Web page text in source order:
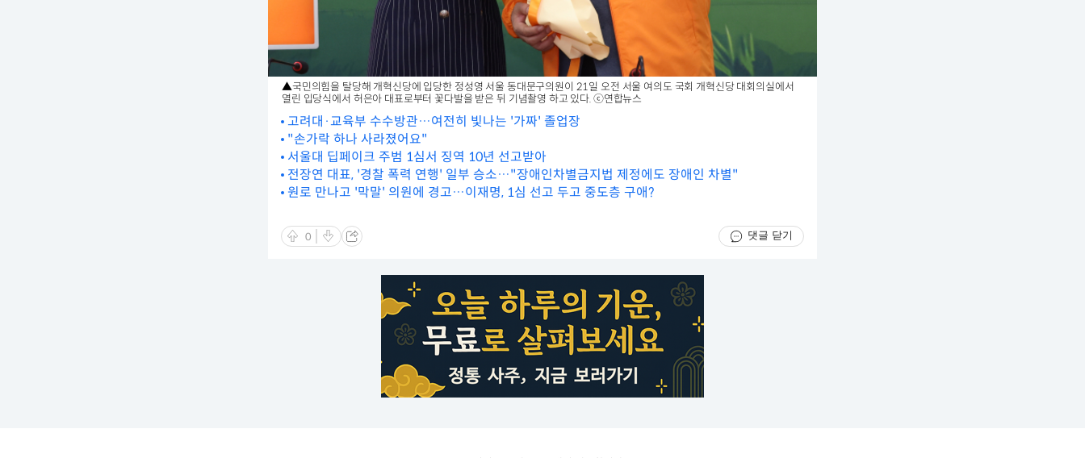
▲국민의힘을 탈당해 개혁신당에 입당한 정성영 서울 동대문구의원이 21일 오전 서울 여의도 국회 개혁신당 대회의실에서
열린 입당식에서 허은아 대표로부터 꽃다발을 받은 뒤 기념촬영 하고 있다. ⓒ연합뉴스
고려대·교육부 수수방관…여전히 빛나는 '가짜' 졸업장
"손가락 하나 사라졌어요"
서울대 딥페이크 주범 1심서 징역 10년 선고받아
전장연 대표, '경찰 폭력 연행' 일부 승소…"장애인차별금지법 제정에도 장애인 차별"
원로 만나고 '막말' 의원에 경고…이재명, 1심 선고 두고 중도층 구애?
0 댓글 닫기